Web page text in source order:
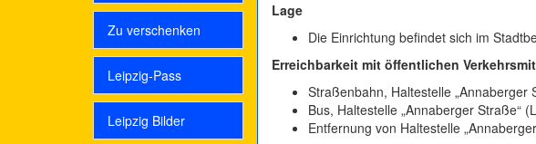
Zu verschenken
Leipzig-Pass
Leipzig Bilder
Lage
Die Einrichtung befindet sich im
Erreichbarkeit mit öffentlichen
Straßenbahn, Haltestelle „Annaberger
Bus, Haltestelle „Annaberger Straße“
Entfernung von Haltestelle